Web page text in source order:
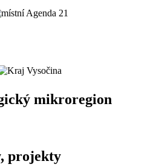
mikroregion
projekty